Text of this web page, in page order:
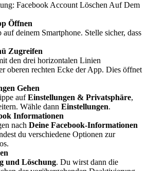
Facebook Account Löschen Auf Dem
Öffnen
deinem Smartphone. Stelle sicher, dass
Zugreifen
den drei horizontalen Linien
oberen rechten Ecke der App. Dies öffnet
Gehen
aufEinstellungen & Privatsphäre,
Wähle dann Einstellungen.
Informationen
nach Deine Facebook-Informationen
du verschiedene Optionen zur
und Löschung. Du wirst dann die